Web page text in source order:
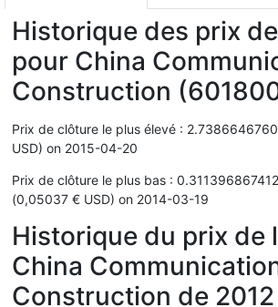
Historique des prix
pour China
Construction
Prix de clôture le plus élevé :
USD) on 2015-04-20
Prix de clôture le plus bas :
(0,05037 € USD) on 2014-03-19
Historique du prix de
China
Construction de